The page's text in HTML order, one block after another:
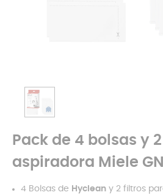
Pack de 4 bolsas y
aspiradora Miele GN
4 Bolsas de Hyclean y 2 filtros